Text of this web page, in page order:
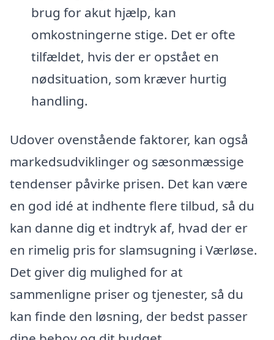
brug for akut hjælp, kan
omkostningerne stige. Det er ofte
tilfældet, hvis der er opstået en
nødsituation, som kræver hurtig
handling.
Udover ovenstående faktorer, kan også
markedsudviklinger og sæsonmæssige
tendenser påvirke prisen. Det kan være
en god idé at indhente flere tilbud, så du
kan danne dig et indtryk af, hvad der er
en rimelig pris for slamsugning i Værløse.
Det giver dig mulighed for at
sammenligne priser og tjenester, så du
kan finde den løsning, der bedst passer